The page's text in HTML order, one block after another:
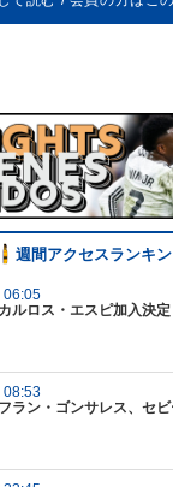
週間アクセスランキ
06:05
ルロス・エスピ加入決定
08:53
ラン・ゴンサレス、セ